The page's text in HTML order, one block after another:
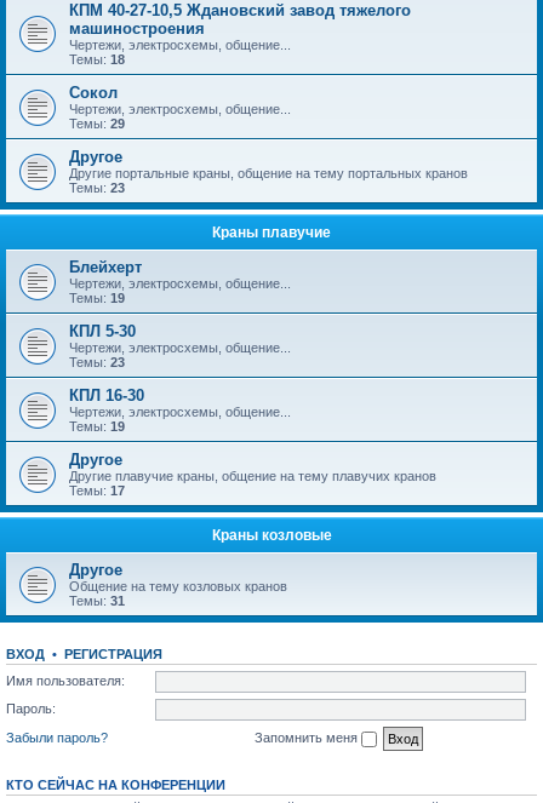
КПМ 40-27-10,5 Ждановский завод тяжелого
машиностроения
Чертежи, электросхемы, общение...
Темы: 18
Сокол
Чертежи, электросхемы, общение...
Темы: 29
Другое
Другие портальные краны, общение на тему портальных кранов
Темы: 23
Краны плавучие
Блейхерт
Чертежи, электросхемы, общение...
Темы: 19
КПЛ 5-30
Чертежи, электросхемы, общение...
Темы: 23
КПЛ 16-30
Чертежи, электросхемы, общение...
Темы: 19
Другое
Другие плавучие краны, общение на тему плавучих кранов
Темы: 17
Краны козловые
Другое
Общение на тему козловых кранов
Темы: 31
ВХОД • РЕГИСТРАЦИЯ
Имя пользователя:
Пароль:
Забыли пароль?
Запомнить меня
КТО СЕЙЧАС НА КОНФЕРЕНЦИИ